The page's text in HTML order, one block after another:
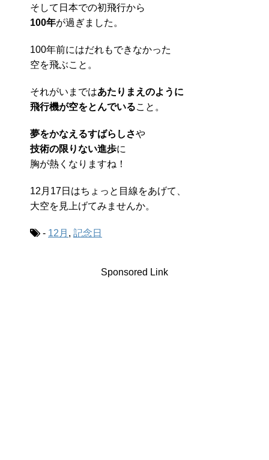
そして日本での初飛行から
100年が過ぎました。
100年前にはだれもできなかった
空を飛ぶこと。
それがいまではあたりまえのように
飛行機が空をとんでいること。
夢をかなえるすばらしさや
技術の限りない進歩に
胸が熱くなりますね！
12月17日はちょっと目線をあげて、
大空を見上げてみませんか。
- 12月 , 記念日
Sponsored Link